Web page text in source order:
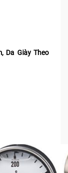
Da Giày Theo